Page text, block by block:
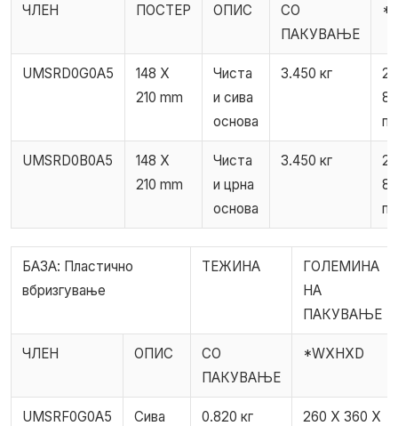
ЧЛЕН ПОСТЕР ОПИС
СО
ПАКУВАЊЕ
UMSRD0G0A5
148 X
210 mm
Чиста
и сива
основа
3.450 кг
UMSRD0B0A5
148 X
210 mm
Чиста
и црна
основа
3.450 кг
БАЗА: Пластично
вбризгување
ТЕЖИНА
ГОЛЕМИНА
НА
ПАКУВАЊЕ
ЧЛЕН ОПИС
СО
ПАКУВАЊЕ
*WXHXD
UMSRF0G0A5 Сива 0.820 кг 260 X 360 X